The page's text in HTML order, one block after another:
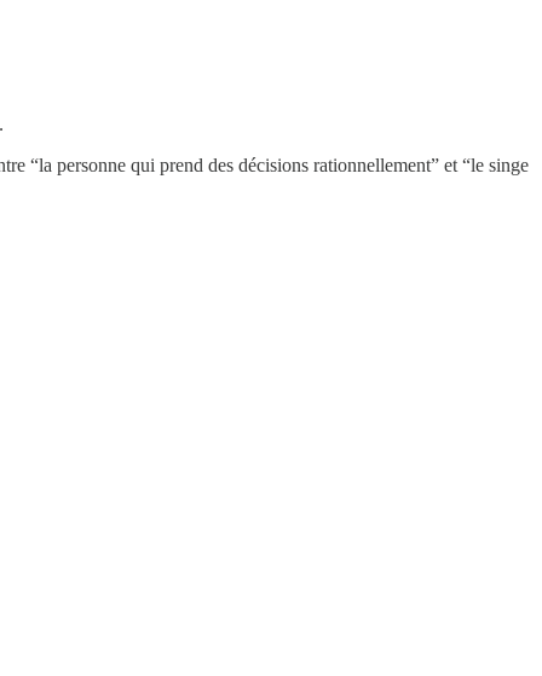
.
“la personne qui prend des décisions rationnellement” et “le singe